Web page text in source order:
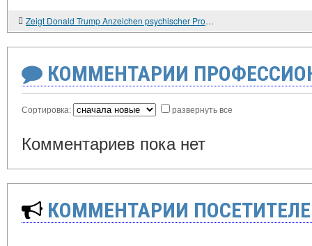
Zeigt Donald Trump Anzeichen psychischer Probleme?
КОММЕНТАРИИ
Сортировка: развернуть все
Комментариев пока нет
КОММЕНТАРИИ